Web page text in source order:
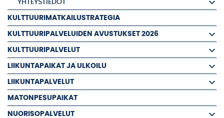
YHTEYSTIEDOT
KULTTUURIMATKAILUSTRATEGIA
KULTTUURIPALVELUIDEN AVUSTUKSET 2026
KULTTUURIPALVELUT
LIIKUNTAPAIKAT JA ULKOILU
LIIKUNTAPALVELUT
MATONPESUPAIKAT
NUORISOPALVELUT